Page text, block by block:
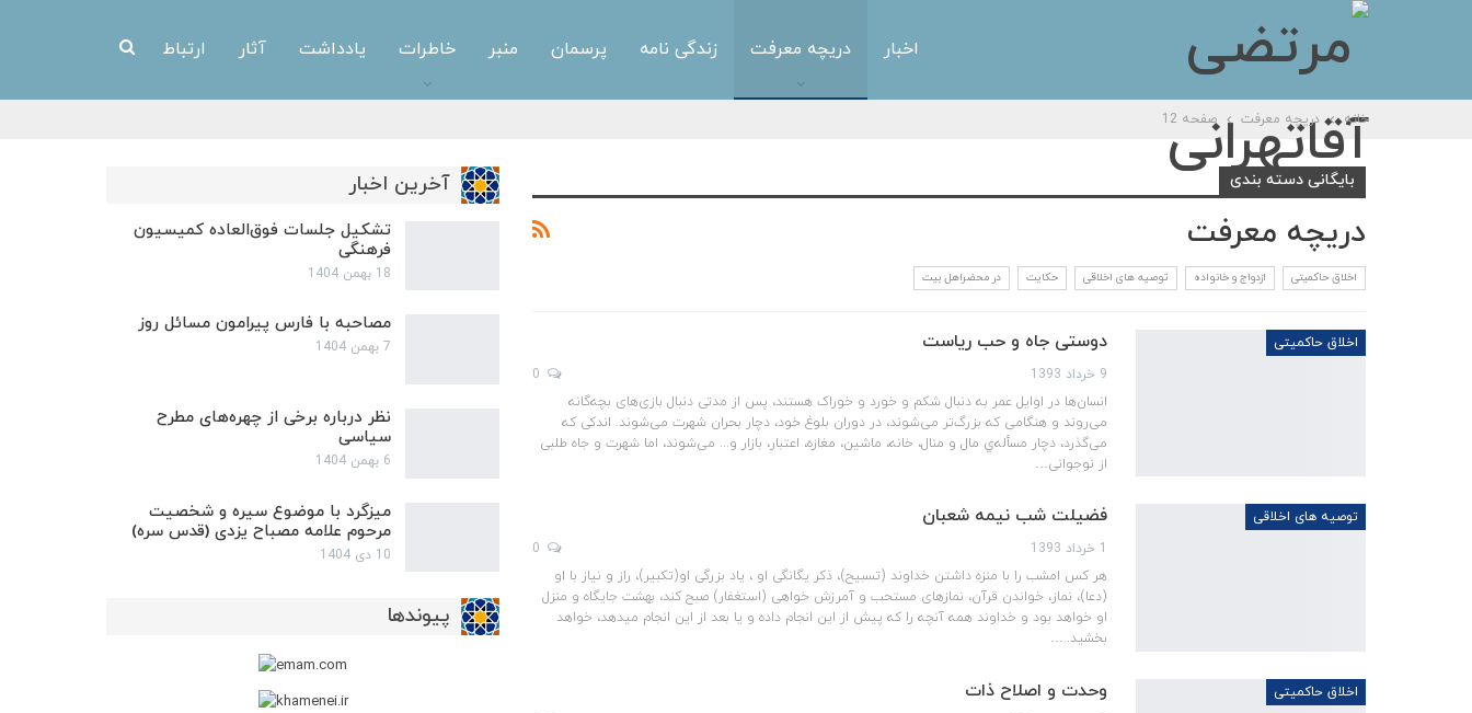
اخبار دریچه معرفت زندگی نامه پرسمان منبر خاطرات یادداشت آثار ارتباط
خانه دریچه معرفت صفحه 12
بایگانی دسته بندی
دریچه معرفت
اخلاق حاکمیتی ازدواج و خانواده توصیه های اخلاقی حکایت در محضراهل بیت
اخلاق حاکمیتی دوستی جاه و حب ریاست
9 خرداد 1393
انسان‌ها در اوایل عمر به دنبال شکم و خورد و خوراک هستند، پس از مدتی دنبال بازی‌های بچه‌گانه
می‌روند و هنگامی که بزرگ‌تر می‌شوند، در دوران بلوغ خود، دچار بحران شهرت می‌شوند. اندکی که
می‌گذرد، دچار مسأله‌ي مال و منال، خانه، ماشین، مغازه، اعتبار، بازار و... می‌شوند، اما شهرت و جاه طلبی
از نوجوانی…
توصیه های اخلاقی فضیلت شب نیمه شعبان
1 خرداد 1393
هر کس امشب را با منزه داشتن خداوند (تسبیح)، ذکر یگانگی او ، یاد بزرگی او(تکبیر)، راز و نیاز با او
(دعا)، نماز، خواندن قرآن، نمازهای مستحب و آمرزش خواهی (استغفار) صبح کند، بهشت جایگاه و منزل
او خواهد بود و خداوند همه آنچه را که پیش از این انجام داده و یا بعد از این انجام می‏دهد، خواهد
بخشید..…
اخلاق حاکمیتی وحدت و اصلاح ذات
آخرین اخبار
تشکیل جلسات فوق‌العاده کمیسیون
فرهنگی
18 بهمن 1404
مصاحبه با فارس پیرامون مسائل روز
7 بهمن 1404
نظر درباره برخی از چهره‌های مطرح
سیاسی
6 بهمن 1404
میزگرد با موضوع سیره و شخصیت
مرحوم علامه مصباح یزدی (قدس سره)
10 دی 1404
پیوندها